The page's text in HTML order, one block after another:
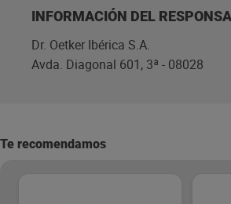
INFORMACIÓN DEL
Dr. Oetker Ibérica S.A.
Avda. Diagonal 601, 3ª - 08028
Te recomendamos